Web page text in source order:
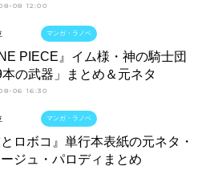
08 12:00
PIECE』イム様・神の騎士団
本の武器」まとめ＆元ネタ
06 16:30
マンガ・ラノベ
とロボコ』単行本表紙の元ネタ・
ジュ・パロディまとめ
マンガ・ラノベ